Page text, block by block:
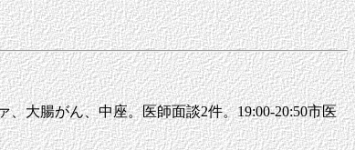
、大腸がん、中座。医師面談2件。19:00-20:50市医